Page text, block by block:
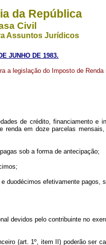
da República
Civil
Assuntos Jurídicos
JUNHO DE 1983.
a legislação do Imposto de
de crédito, financiamento e
em doze parcelas
pagas sob a forma de antecipação;
efetivamente pagos,
pelo contribuinte no
(art. 1º, item II) poderão ser